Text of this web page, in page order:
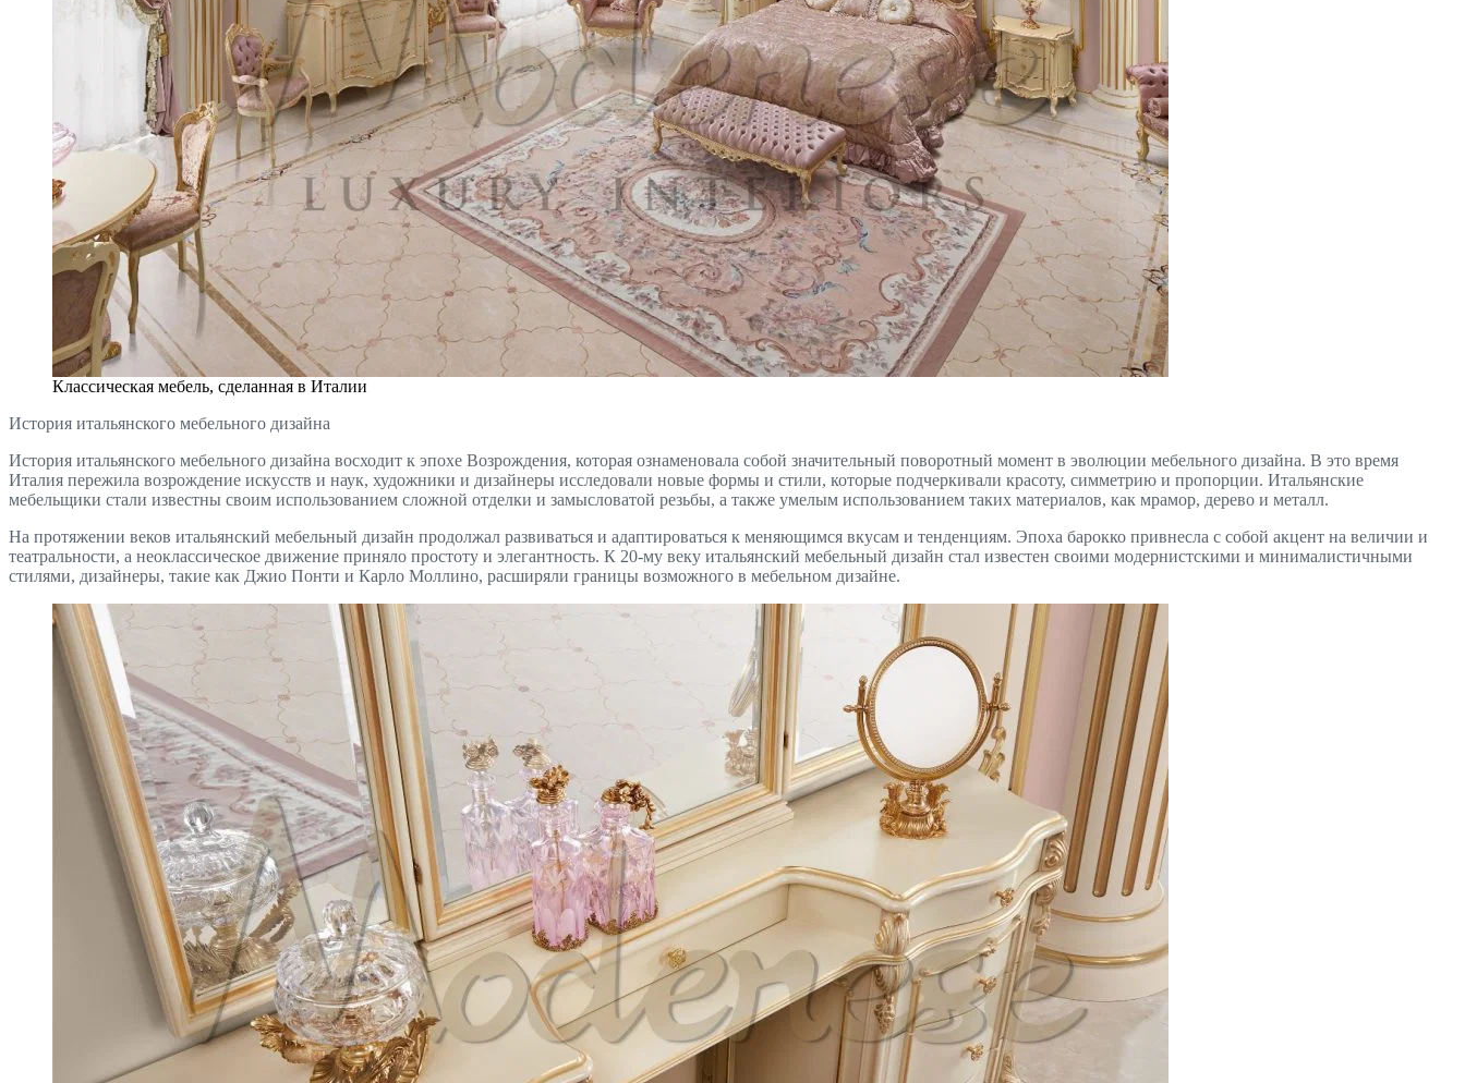
Классическая мебель, сделанная в Италии
История итальянского мебельного дизайна
История итальянского мебельного дизайна восходит к эпохе Возрождения, которая ознаменовала собой значительный поворотный момент в эволюции мебельного дизайна. В это время
Италия пережила возрождение искусств и наук, художники и дизайнеры исследовали новые формы и стили, которые подчеркивали красоту, симметрию и пропорции. Итальянские
мебельщики стали известны своим использованием сложной отделки и замысловатой резьбы, а также умелым использованием таких материалов, как мрамор, дерево и металл.
На протяжении веков итальянский мебельный дизайн продолжал развиваться и адаптироваться к меняющимся вкусам и тенденциям. Эпоха барокко привнесла с собой акцент на величии и
театральности, а неоклассическое движение приняло простоту и элегантность. К 20-му веку итальянский мебельный дизайн стал известен своими модернистскими и минималистичными
стилями, дизайнеры, такие как Джио Понти и Карло Моллино, расширяли границы возможного в мебельном дизайне.